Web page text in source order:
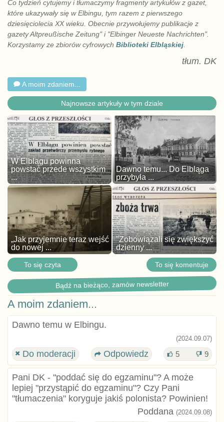
Co tydzień cytujemy i tłumaczymy fragmenty artykułów z gazet,
które ukazywały się w Elbingu, tym razem z pierwszego
dziesięciolecia XX wieku. Obecnie przywołujemy publikacje z
gazety Altpreußische Zeitung" i "Elbinger Neueste Nachrichten".
Korzystamy ze zbiorów cyfrowych Biblioteki Elbląskiej.
tłum. DK
A moim zdaniem...
Najnowsze artykuły w tym dziale
W Elblągu powinna
powstać przede wszystkim
...
Dawno temu... Do Elbląga
przybyła ...
„Jak przyjemnie teraz wejść
do nowej ...
"Zobowiązali się zwiększyć
dzienny ...
To się czyta To się komentuje
Bądź na bieżąco, zamów newsletter
A moim zdaniem...
Dawno temu w Elbingu.
(2024.09.07)
Do moderacji Odpowiedz 5 9
Pani DK - "poddać się do egzaminu"? A może
lepiej "przystąpić do egzaminu"? Czy Pani
"tłumaczenia" koryguje jakiś polonista? Powinien!
Poddana (2024.09.08)